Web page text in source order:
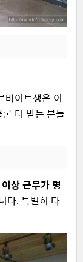
바이트생은 이
더 받는 분들
상 근무가 명
다. 특별히 다